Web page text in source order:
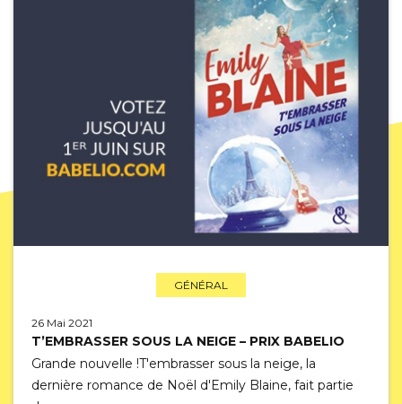
GÉNÉRAL
26 Mai 2021
T’EMBRASSER SOUS LA NEIGE – PRIX BABELIO
Grande nouvelle !T'embrasser sous la neige, la
dernière romance de Noël d'Emily Blaine, fait partie